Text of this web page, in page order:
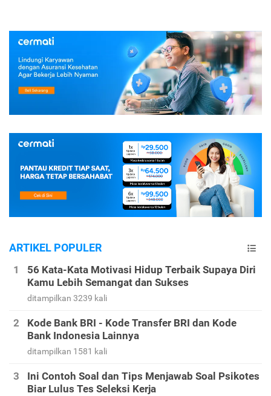
ARTIKEL POPULER
56 Kata-Kata Motivasi Hidup Terbaik Supaya Diri
Kamu Lebih Semangat dan Sukses
ditampilkan 3239 kali
Kode Bank BRI - Kode Transfer BRI dan Kode
Bank Indonesia Lainnya
ditampilkan 1581 kali
Ini Contoh Soal dan Tips Menjawab Soal Psikotes
Biar Lulus Tes Seleksi Kerja